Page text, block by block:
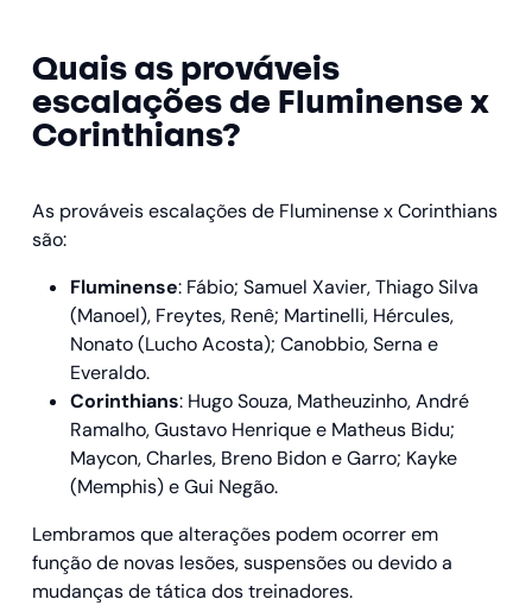
Quais as prováveis
escalações de Fluminense x
Corinthians?
As prováveis escalações de Fluminense x Corinthians
são:
Fluminense: Fábio; Samuel Xavier, Thiago Silva
(Manoel), Freytes, Renê; Martinelli, Hércules,
Nonato (Lucho Acosta); Canobbio, Serna e
Everaldo.
Corinthians: Hugo Souza, Matheuzinho, André
Ramalho, Gustavo Henrique e Matheus Bidu;
Maycon, Charles, Breno Bidon e Garro; Kayke
(Memphis) e Gui Negão.
Lembramos que alterações podem ocorrer em
função de novas lesões, suspensões ou devido a
mudanças de tática dos treinadores.